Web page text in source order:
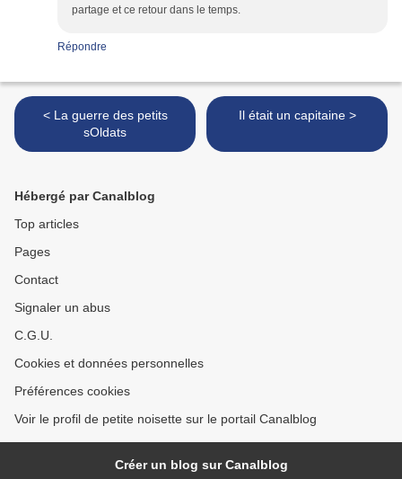
partage et ce retour dans le temps.
Répondre
< La guerre des petits
sOldats
Il était un capitaine >
Hébergé par Canalblog
Top articles
Pages
Contact
Signaler un abus
C.G.U.
Cookies et données personnelles
Préférences cookies
Voir le profil de petite noisette sur le portail Canalblog
Créer un blog sur Canalblog